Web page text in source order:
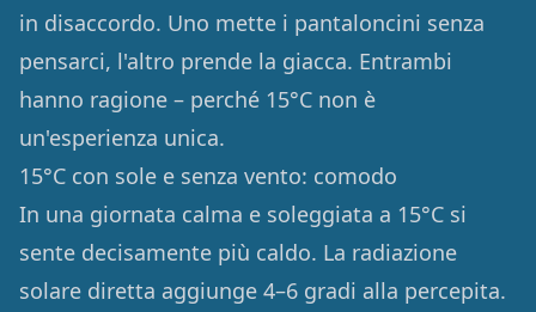
in disaccordo. Uno mette i pantaloncini senza
pensarci, l'altro prende la giacca. Entrambi
hanno ragione – perché 15°C non è
un'esperienza unica.
15°C con sole e senza vento: comodo
In una giornata calma e soleggiata a 15°C si
sente decisamente più caldo. La radiazione
solare diretta aggiunge 4–6 gradi alla percepita.